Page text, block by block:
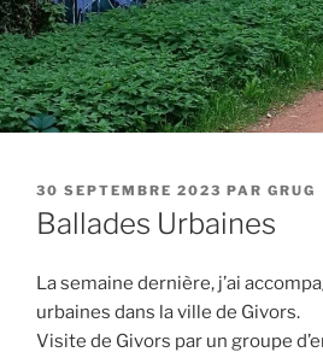
PUBLIÉ
LE
30 SEPTEMBRE 2023 PAR GRUG
Ballades Urbaines
La semaine dernière, j’ai
urbaines dans la ville de Givors.
Visite de Givors par un groupe